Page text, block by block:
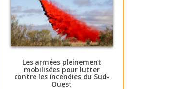
Les armées pleinement
mobilisées pour lutter
contre les incendies du Sud-
Ouest